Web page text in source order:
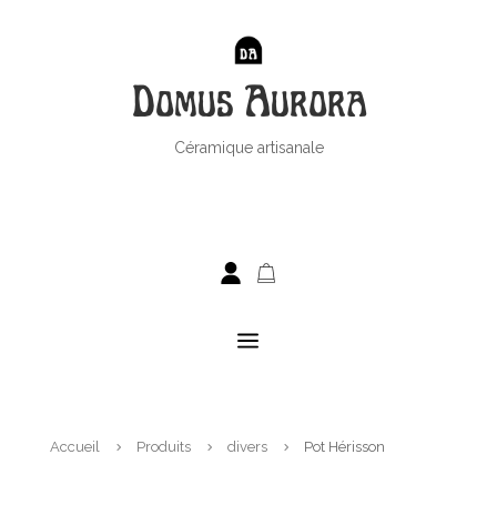
Domus Aurora
Céramique artisanale
a
Accueil 5 Produits 5 divers 5 Pot Hérisson